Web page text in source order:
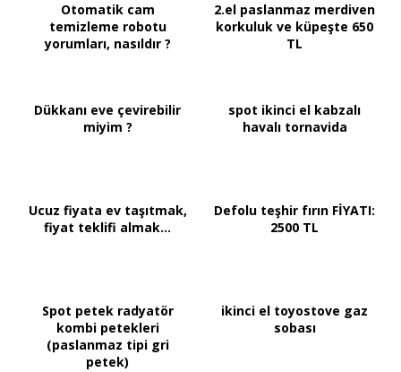
Otomatik cam
temizleme robotu
yorumları, nasıldır ?
2.el paslanmaz merdiven
korkuluk ve küpeşte 650
TL
Dükkanı eve çevirebilir
miyim ?
spot ikinci el kabzalı
havalı tornavida
Ucuz fiyata ev taşıtmak,
fiyat teklifi almak...
Defolu teşhir fırın FİYATI:
2500 TL
Spot petek radyatör
kombi petekleri
(paslanmaz tipi gri
petek)
ikinci el toyostove gaz
sobası